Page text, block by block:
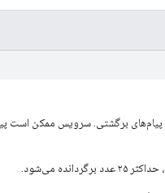
پیام‌های برگشتی. سرویس ممکن است
می‌شود.